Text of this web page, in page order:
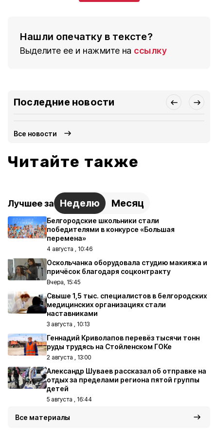
Нашли опечатку в тексте?
Выделите ее и нажмите на ссылку
Последние новости
Все новости
Читайте также
Лучшее за Неделю Месяц
Белгородские школьники стали
победителями в конкурсе «Большая
перемена»
4 августа , 10:46
Оскольчанка оборудовала студию макияжа и
причёсок благодаря соцконтракту
Вчера, 15:45
Свыше 1,5 тыс. специалистов в белгородских
медицинских организациях стали
наставниками
3 августа , 10:13
Геннадий Криволапов перевёз тысячи тонн
руды трудясь на Стойленском ГОКе
2 августа , 13:00
Александр Шуваев рассказал об отправке на
отдых за пределами региона пятой группы
детей
5 августа , 16:44
Все материалы